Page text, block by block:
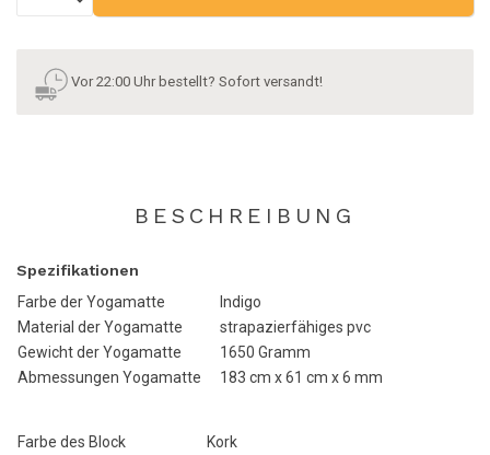
Vor 22:00 Uhr bestellt? Sofort versandt!
BESCHREIBUNG
Spezifikationen
Farbe der Yogamatte
Indigo
Material der Yogamatte
strapazierfähiges pvc
Gewicht der Yogamatte
1650 Gramm
Abmessungen Yogamatte
183 cm x 61 cm x 6 mm
Farbe des Block
Kork